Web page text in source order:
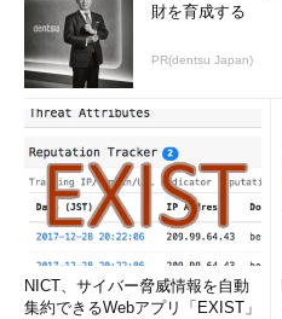
財を育成する
PR(dentsu Japan)
NICT、サイバー脅威情報を自動
集約できるWebアプリ「EXIST」